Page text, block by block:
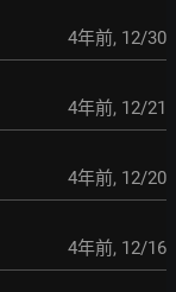
4年前, 12/30
4年前, 12/21
4年前, 12/20
4年前, 12/16